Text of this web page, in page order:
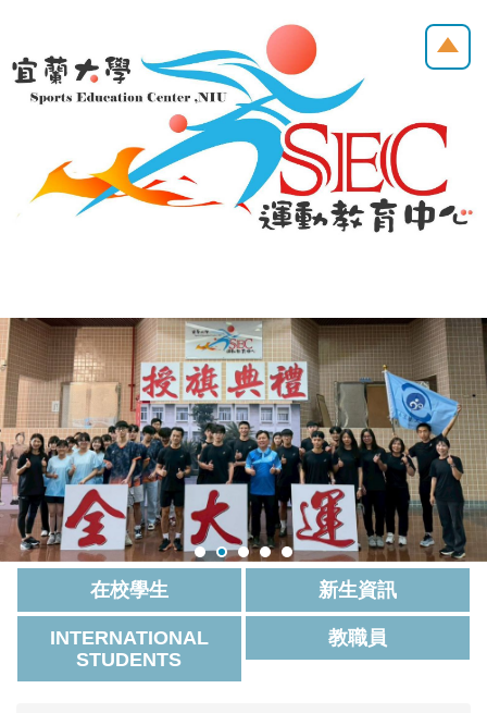
主
要
在校學生 新生資訊
INTERNATIONAL
STUDENTS
教職員